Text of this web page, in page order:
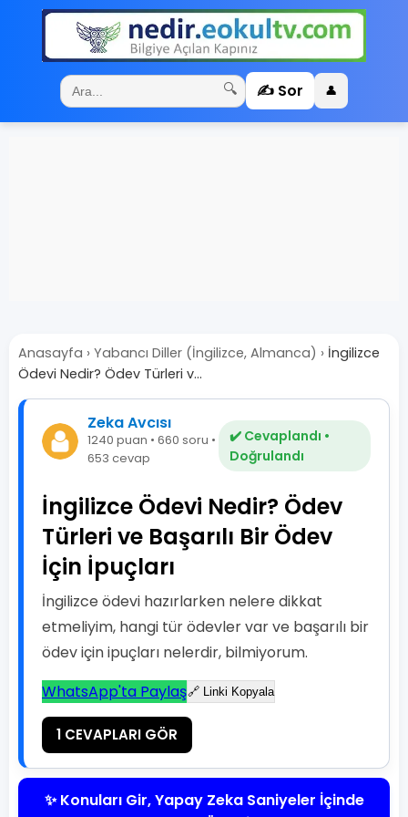
🔍 ✍️ Sor 👤
Anasayfa › Yabancı Diller (İngilizce, Almanca) › İngilizce
Ödevi Nedir? Ödev Türleri v...
Zeka Avcısı
1240 puan • 660 soru •
653 cevap
✔️ Cevaplandı •
Doğrulandı
İngilizce Ödevi Nedir? Ödev
Türleri ve Başarılı Bir Ödev
İçin İpuçları
İngilizce ödevi hazırlarken nelere dikkat
etmeliyim, hangi tür ödevler var ve başarılı bir
ödev için ipuçları nelerdir, bilmiyorum.
WhatsApp'ta Paylaş🔗 Linki Kopyala
1 CEVAPLARI GÖR
✨ Konuları Gir, Yapay Zeka Saniyeler İçinde